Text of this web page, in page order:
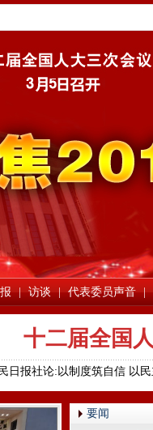
| 访谈 | 代表委员声音 |
十二届全国
日报社论:以制度筑自信 以
要闻